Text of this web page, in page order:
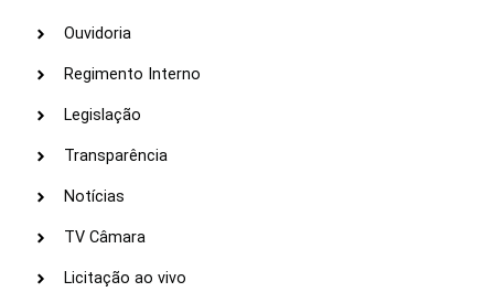
Ouvidoria
Regimento Interno
Legislação
Transparência
Notícias
TV Câmara
Licitação ao vivo